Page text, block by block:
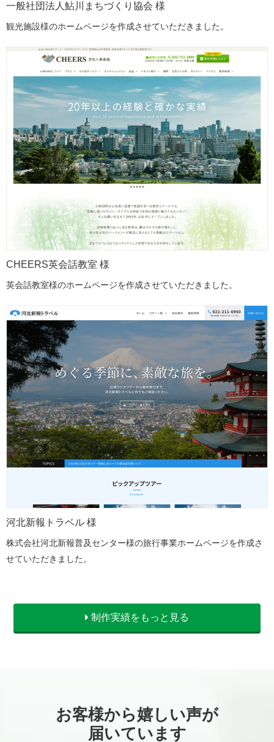
一般社団法人鮎川まちづくり協会 様
観光施設様のホームページを作成させていただきました。
CHEERS英会話教室 様
英会話教室様のホームページを作成させていただきました。
河北新報トラベル 様
株式会社河北新報普及センター様の旅行事業ホームページを作成さ
せていただきました。
制作実績をもっと見る
お客様から嬉しい声が
届いています